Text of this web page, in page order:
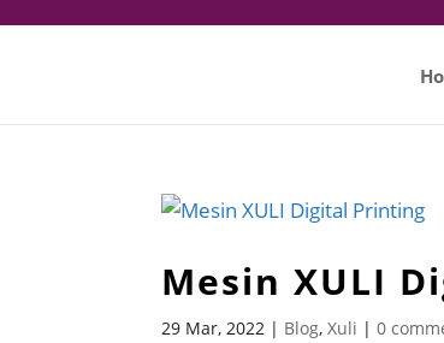
Mesin XULI
29 Mar, 2022 | Blog,Xuli |0